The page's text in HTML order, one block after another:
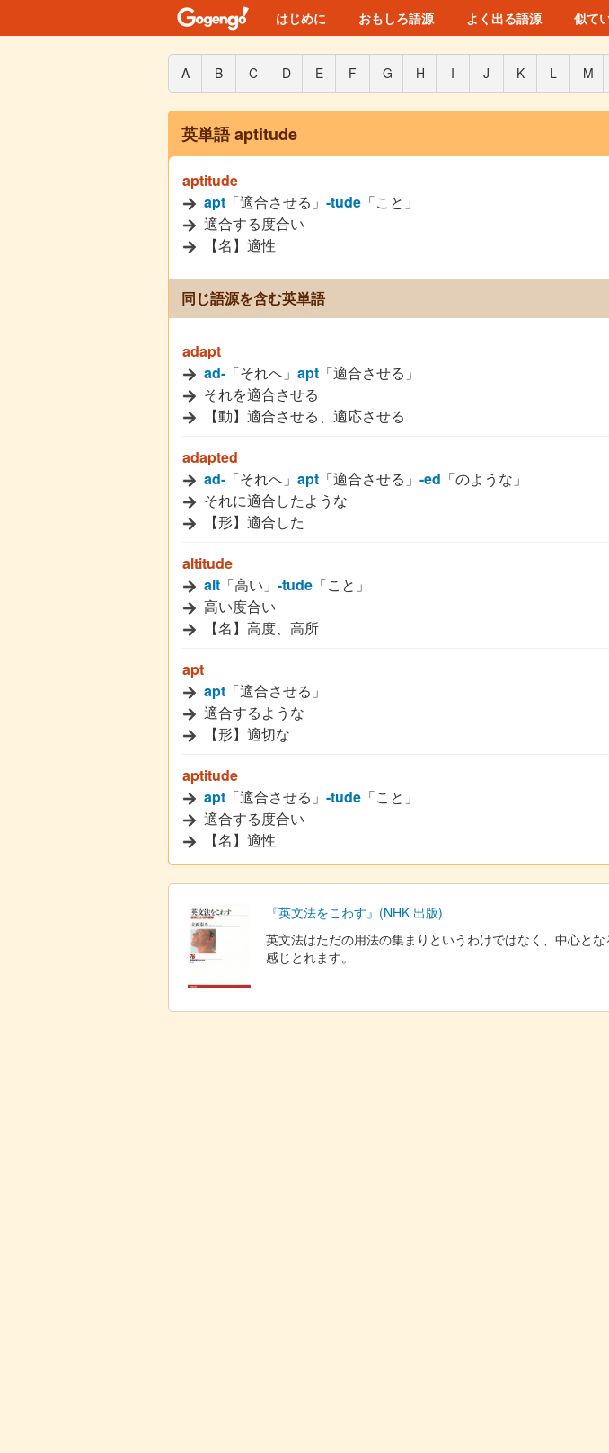
はじめに おもしろ語源 よく出る語源 似て
A B C D E F G H I J K L M
英単語 aptitude
aptitude
apt 「適合させる」 -tude 「こと」
適合する度合い
【名】適性
同じ語源を含む英単語
adapt
ad- 「それへ」 apt 「適合させる」
それを適合させる
【動】適合させる、適応させる
adapted
ad- 「それへ」 apt 「適合させる」 -ed 「のような」
それに適合したような
【形】適合した
altitude
alt 「高い」 -tude 「こと」
高い度合い
【名】高度、高所
apt
apt 「適合させる」
適合するような
【形】適切な
aptitude
apt 「適合させる」 -tude 「こと」
適合する度合い
【名】適性
『英文法をこわす』(NHK 出版)
英文法はただの用法の集まりというわけではなく、中心とな
感じとれます。